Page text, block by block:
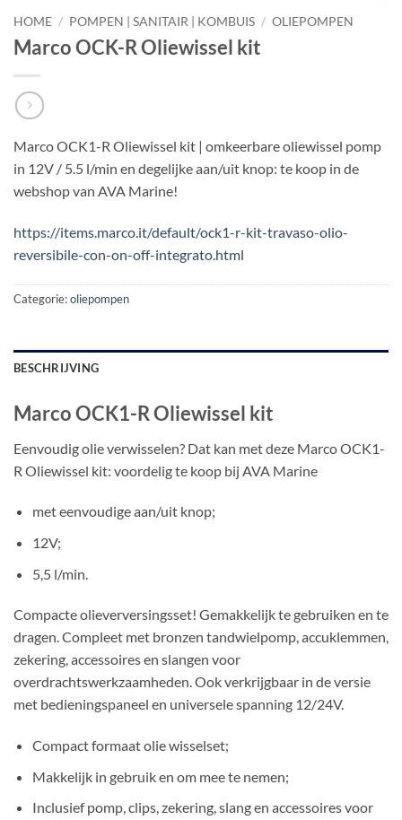
HOME / POMPEN | SANITAIR | KOMBUIS / OLIEPOMPEN
Marco OCK-R Oliewissel kit
Marco OCK1-R Oliewissel kit | omkeerbare oliewissel pomp
in 12V / 5.5 l/min en degelijke aan/uit knop: te koop in de
webshop van AVA Marine!
https://items.marco.it/default/ock1-r-kit-travaso-olio-
reversibile-con-on-off-integrato.html
Categorie:oliepompen
BESCHRIJVING
Marco OCK1-R Oliewissel kit
Eenvoudig olie verwisselen? Dat kan met deze Marco OCK1-
R Oliewissel kit: voordelig te koop bij AVA Marine
met eenvoudige aan/uit knop;
12V;
5,5 l/min.
Compacte olieverversingsset! Gemakkelijk te gebruiken en te
dragen. Compleet met bronzen tandwielpomp, accuklemmen,
zekering, accessoires en slangen voor
overdrachtswerkzaamheden. Ook verkrijgbaar in de versie
met bedieningspaneel en universele spanning 12/24V.
Compact formaat olie wisselset;
Makkelijk in gebruik en om mee te nemen;
Inclusief pomp, clips, zekering, slang en accessoires voor